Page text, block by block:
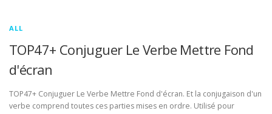
ALL
TOP47+ Conjuguer Le Verbe Mettre Fond
d'écran
TOP47+ Conjuguer Le Verbe Mettre Fond d'écran. Et la conjugaison d'un
verbe comprend toutes ces parties mises en ordre. Utilisé pour